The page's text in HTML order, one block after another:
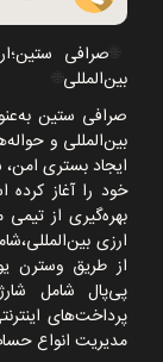
صرافی
بین‌المللی
صرافی ستین
بین‌المللی و
ایجاد بستری
خود را آغاز
بهره‌گیری از
ارزی
از طریق وسترن
پی‌پال شامل
پرداخت‌های
مدیریت انواع